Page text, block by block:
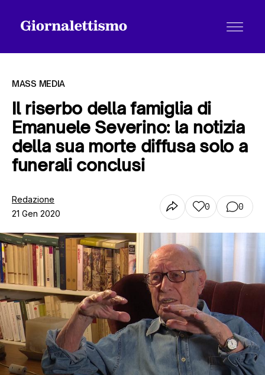
Tutti gli articoli
MASS MEDIA
Il riserbo della famiglia di
Emanuele Severino: la notizia
della sua morte diffusa solo a
funerali conclusi
Redazione
21 Gen 2020
0 0